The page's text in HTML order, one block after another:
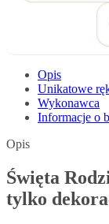
Opis
Unikatowe
Wykonawca
Informacje o
Opis
Święta
tylko